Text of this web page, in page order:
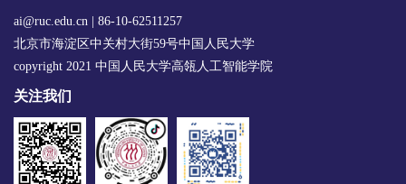
ai@ruc.edu.cn | 86-10-62511257
北京市海淀区中关村大街59号中国人民大学
copyright 2021 中国人民大学高瓴人工智能学院
关注我们